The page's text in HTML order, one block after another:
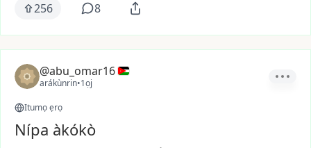
256 8
@abu_omar16
arákùnrin•1ọj
Itumọ ẹrọ
Nípa àkókò